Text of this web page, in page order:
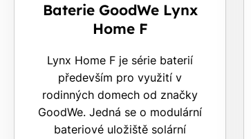
Baterie GoodWe Lynx
Home F
Lynx Home F je série baterií
především pro využití v
rodinných domech od značky
GoodWe. Jedná se o modulární
bateriové uložiště solární